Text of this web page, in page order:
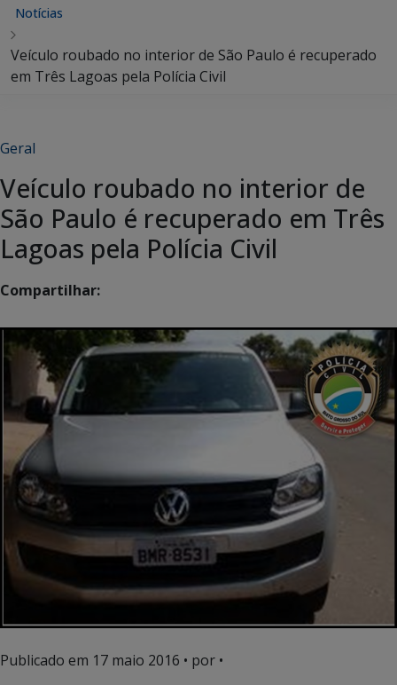
Notícias
Veículo roubado no interior de São Paulo é recuperado
em Três Lagoas pela Polícia Civil
Geral
Veículo roubado no interior de
São Paulo é recuperado em Três
Lagoas pela Polícia Civil
Compartilhar:
Publicado em 17 maio 2016 • por •